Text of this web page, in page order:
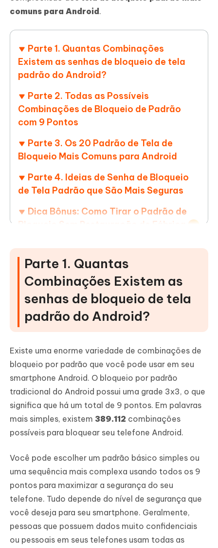
comuns para Android .
Parte 1. Quantas Combinações
Existem as senhas de bloqueio de tela
padrão do Android?
Parte 2. Todas as Possíveis
Combinações de Bloqueio de Padrão
com 9 Pontos
Parte 3. Os 20 Padrão de Tela de
Bloqueio Mais Comuns para Android
Parte 4. Ideias de Senha de Bloqueio
de Tela Padrão que São Mais Seguras
Dica Bônus: Como Tirar o Padrão de
Bloqueio Sem Restauração de Fábrica
Show More
Parte 1. Quantas
Combinações Existem as
senhas de bloqueio de tela
padrão do Android?
Existe uma enorme variedade de combinações de
bloqueio por padrão que você pode usar em seu
smartphone Android. O bloqueio por padrão
tradicional do Android possui uma grade 3x3, o que
significa que há um total de 9 pontos. Em palavras
mais simples, existem 389.112 combinações
possíveis para bloquear seu telefone Android.
Você pode escolher um padrão básico simples ou
uma sequência mais complexa usando todos os 9
pontos para maximizar a segurança do seu
telefone. Tudo depende do nível de segurança que
você deseja para seu smartphone. Geralmente,
pessoas que possuem dados muito confidenciais
ou pessoais em seus telefones usam todas as